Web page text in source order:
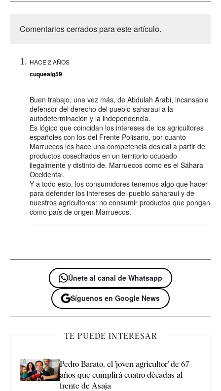
Comentarios cerrados para este artículo.
HACE 2 AÑOS
cuquealg59
Buen trabajo, una vez más, de Abdulah Arabi, incansable
defensor del derecho del pueblo saharaui a la
autodeterminación y la independencia.
Es lógico que coincidan los intereses de los agricultores
españoles con los del Frente Polisario, por cuanto
Marruecos les hace una competencia desleal a partir de
productos cosechados en un territorio ocupado
ilegalmente y distinto de. Marruecos como es el Sáhara
Occidental.
Y a todo esto, los consumidores tenemos algo que hacer
para defender los intereses del pueblo saharaui y de
nuestros agricultores: no consumir productos que pongan
como país de origen Marruecos.
Únete al canal de Whatsapp
Síguenos en Google News
TE PUEDE INTERESAR
Pedro Barato, el 'joven agricultor' de 67
años que cumplirá cuatro décadas al
frente de Asaja